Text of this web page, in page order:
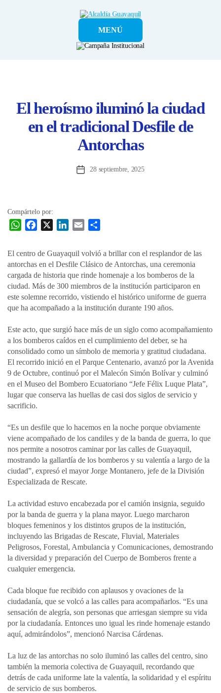
Alcaldía
GuayaquilMENÚ
El heroísmo iluminó la ciudad
en el tradicional Desfile de
Antorchas
Fecha28 septiembre, 2025
Compártelo por:
W
s
A
p
p
b
o
o
k
k
e
d
I
n
i
l
m
a
r
t
i
El centro de Guayaquil volvió a brillar con el resplandor de las
antorchas en el Desfile Clásico de Antorchas, una ceremonia
cargada de historia que rinde homenaje a los bomberos de la
ciudad. Más de 300 miembros de la institución participaron en
este solemne recorrido, vistiendo el histórico uniforme de guerra
que ha acompañado a la institución durante 190 años.
Este acto, que surgió hace más de un siglo como acompañamiento
a los bomberos caídos en el cumplimiento del deber, se ha
consolidado como un símbolo de memoria y gratitud ciudadana.
El recorrido inició en el Parque Centenario, avanzó por la Avenida
9 de Octubre, continuó por el Malecón Simón Bolívar y culminó
en el Museo del Bombero Ecuatoriano “Jefe Félix Luque Plata”,
lugar que conserva las huellas de casi dos siglos de servicio y
sacrificio.
“Es un desfile que lo hacemos en la noche porque obviamente
viene acompañado de los candiles y de la banda de guerra, lo que
nos permite a nosotros caminar por las calles de Guayaquil,
mostrando la gallardía de los bomberos y su valentía a largo de la
ciudad”, expresó el mayor Jorge Montanero, jefe de la División
Especializada de Rescate.
La actividad estuvo encabezada por el camión insignia, seguido
por la banda de guerra y la plana mayor. Luego marcharon
bloques femeninos y los distintos grupos de la institución,
incluyendo las Brigadas de Rescate, Fluvial, Materiales
Peligrosos, Forestal, Ambulancia y Comunicaciones, demostrando
la diversidad y preparación del Cuerpo de Bomberos frente a
cualquier emergencia.
Cada bloque fue recibido con aplausos y ovaciones de la
ciudadanía, que se volcó a las calles para acompañarlos. “Es una
sensación de alegría, son personas que arriesgan siempre su vida
por la ciudadanía. Entonces uno igual les rinde homenaje estando
aquí, admirándolos”, mencionó Narcisa Cárdenas.
La luz de las antorchas no solo iluminó las calles del centro, sino
también la memoria colectiva de Guayaquil, recordando que
detrás de cada uniforme late la valentía, la solidaridad y el espíritu
de servicio de sus bomberos.